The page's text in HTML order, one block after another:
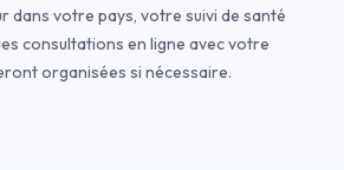
dans votre pays, votre suivi de santé
consultations en ligne avec votre
organisées si nécessaire.